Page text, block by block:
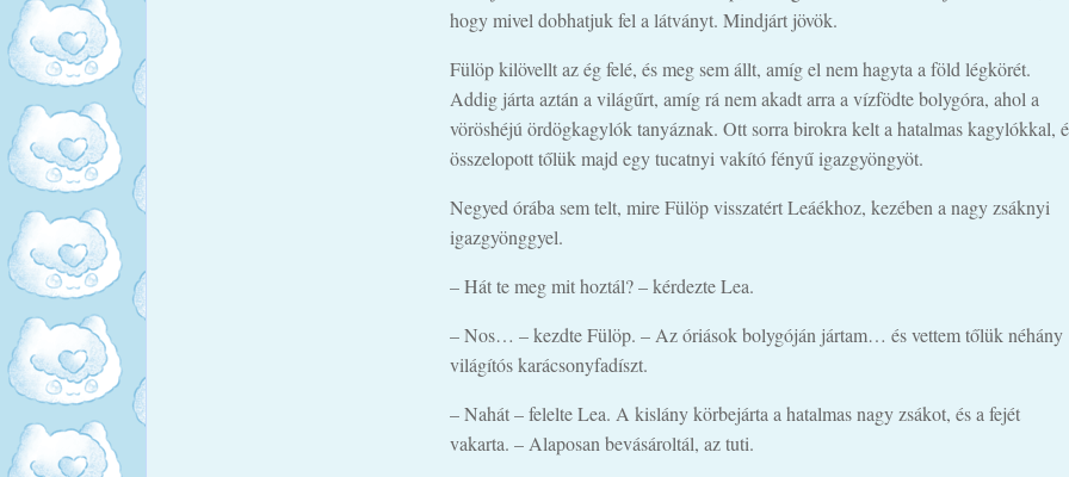
hogy mivel dobhatjuk fel a látványt. Mindjárt jövök.
Fülöp kilövellt az ég felé, és meg sem állt, amíg el nem hagyta a föld légkörét.
Addig járta aztán a világűrt, amíg rá nem akadt arra a vízfödte bolygóra, ahol a
vöröshéjú ördögkagylók tanyáznak. Ott sorra birokra kelt a hatalmas kagylókkal,
összelopott tőlük majd egy tucatnyi vakító fényű igazgyöngyöt.
Negyed órába sem telt, mire Fülöp visszatért Leáékhoz, kezében a nagy zsáknyi
igazgyönggyel.
– Hát te meg mit hoztál? – kérdezte Lea.
– Nos… – kezdte Fülöp. – Az óriások bolygóján jártam… és vettem tőlük néhány
világítós karácsonyfadíszt.
– Nahát – felelte Lea. A kislány körbejárta a hatalmas nagy zsákot, és a fejét
vakarta. – Alaposan bevásároltál, az tuti.